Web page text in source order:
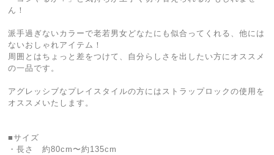
ん！
派手過ぎないカラーで老若男女どなたにも似合ってくれる、他には
ないおしゃれアイテム！
周囲とはちょっと差をつけて、自分らしさを出したい方にオススメ
の一品です。
アグレッシブなプレイスタイルの方にはストラップロックの使用を
オススメいたします。
■サイズ
・長さ 約80cm〜約135cm